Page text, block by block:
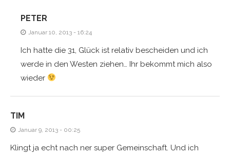
PETER
Januar 10, 2013 - 16:24
Ich hatte die 31, Glück ist relativ bescheiden und ich
werde in den Westen ziehen… Ihr bekommt mich also
wieder
TIM
Januar 9, 2013 - 00:25
Klingt ja echt nach ner super Gemeinschaft. Und ich